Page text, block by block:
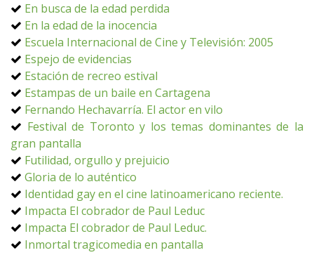
En busca de la edad perdida
En la edad de la inocencia
Escuela Internacional de Cine y Televisión: 2005
Espejo de evidencias
Estación de recreo estival
Estampas de un baile en Cartagena
Fernando Hechavarría. El actor en vilo
Festival de Toronto y los temas dominantes de la
gran pantalla
Futilidad, orgullo y prejuicio
Gloria de lo auténtico
Identidad gay en el cine latinoamericano reciente.
Impacta El cobrador de Paul Leduc
Impacta El cobrador de Paul Leduc.
Inmortal tragicomedia en pantalla